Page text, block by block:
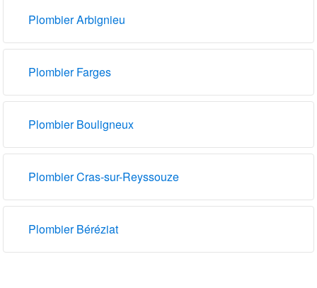
Plombier Arbignieu
Plombier Farges
Plombier Bouligneux
Plombier Cras-sur-Reyssouze
Plombier Béréziat